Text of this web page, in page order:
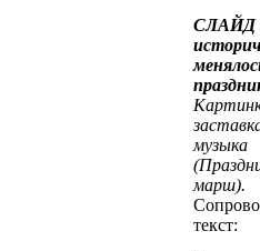
СЛАЙД
музыка
марш).
текст: